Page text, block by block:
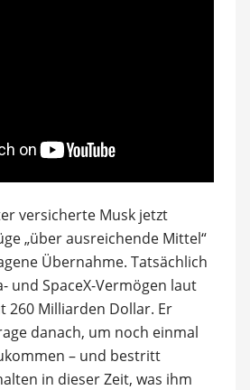
versicherte Musk jetzt
„über ausreichende Mittel“
Übernahme. Tatsächlich
und SpaceX-Vermögen laut
260 Milliarden Dollar. Er
danach, um noch einmal
– und bestritt
in dieser Zeit, was ihm